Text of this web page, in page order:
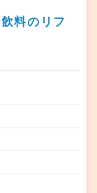
料のリフ